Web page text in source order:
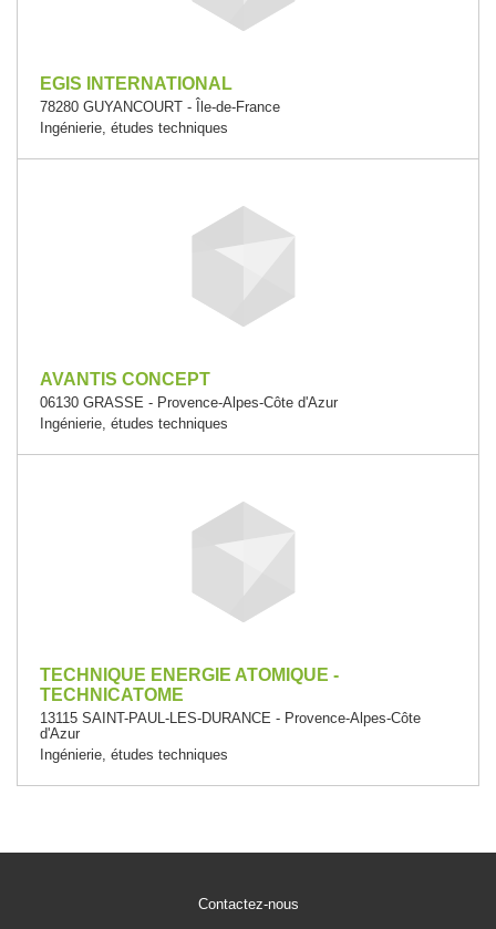
EGIS INTERNATIONAL
78280 GUYANCOURT - Île-de-France
Ingénierie, études techniques
AVANTIS CONCEPT
06130 GRASSE - Provence-Alpes-Côte d'Azur
Ingénierie, études techniques
TECHNIQUE ENERGIE ATOMIQUE -
TECHNICATOME
13115 SAINT-PAUL-LES-DURANCE - Provence-Alpes-Côte
d'Azur
Ingénierie, études techniques
Contactez-nous